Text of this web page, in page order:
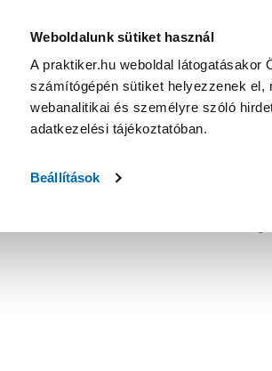
Weboldalunk sütiket használ
A praktiker.hu weboldal
számítógépén sütiket helyezzenek el,
webanalitikai és személyre szóló
adatkezelési tájékoztatóban.
Beállítások